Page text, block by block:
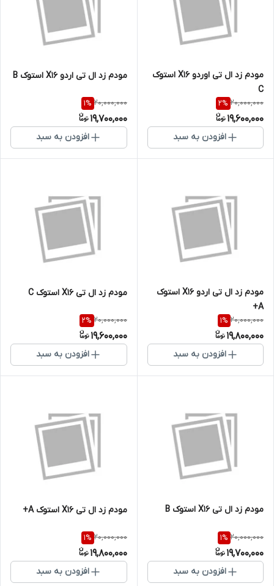
مودم زد ال تی اوردو X16 استوک
C
20,000,000
2%
19,600,000
افزودن به سبد
مودم زد ال تی اردو X16 استوک B
20,000,000
1%
19,700,000
افزودن به سبد
مودم زد ال تی اردو X16 استوک
A+
20,000,000
1%
19,800,000
افزودن به سبد
مودم زد ال تی X16 استوک C
20,000,000
2%
19,600,000
افزودن به سبد
مودم زد ال تی X16 استوک B
20,000,000
1%
19,700,000
افزودن به سبد
مودم زد ال تی X16 استوک A+
20,000,000
1%
19,800,000
افزودن به سبد